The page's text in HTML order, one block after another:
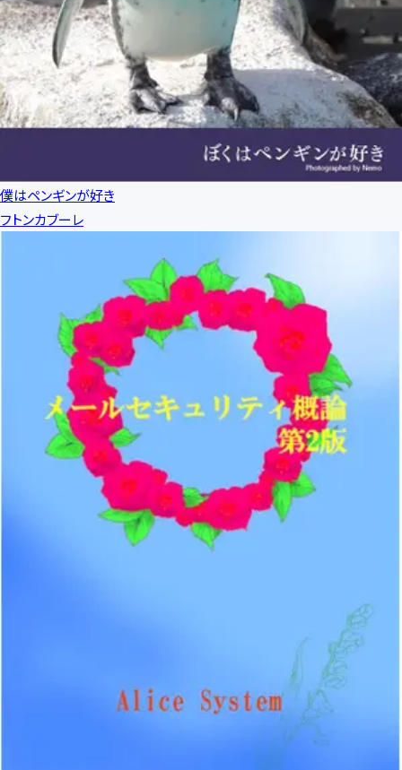
僕はペンギンが好き
フトンカブーレ